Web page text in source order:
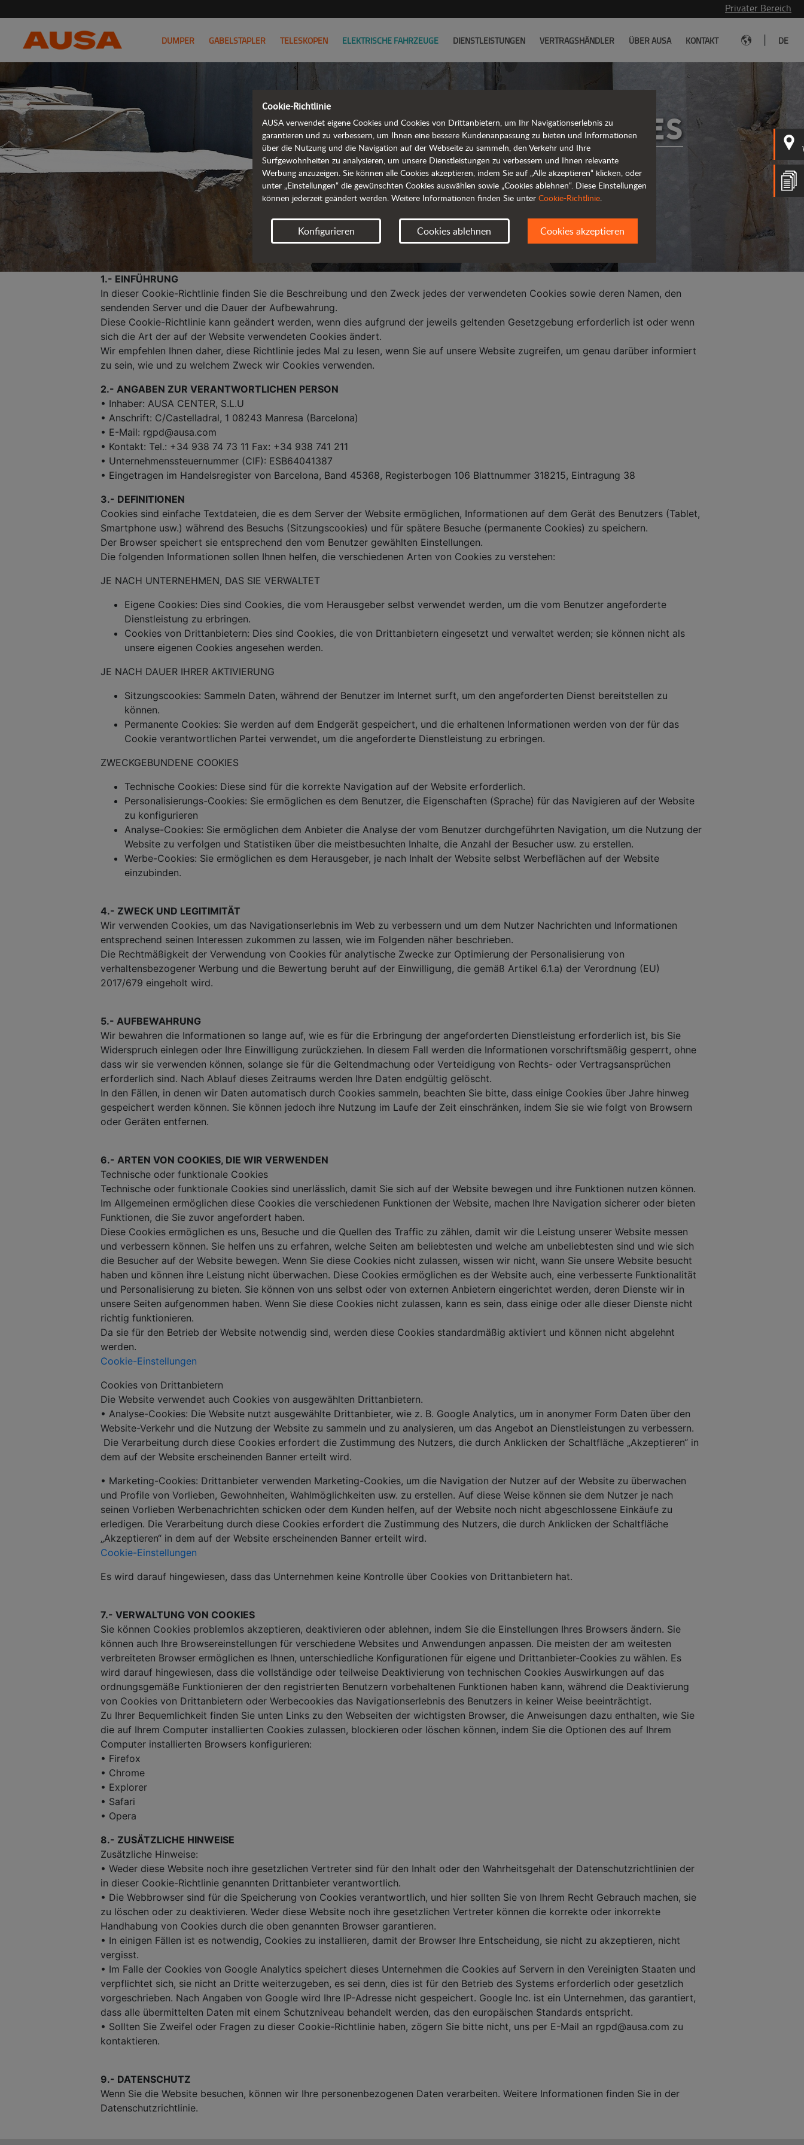
Privater Bereich
DUMPER GABELSTAPLER TELESKOPEN ELEKTRISCHE FAHRZEUGE DIENSTLEISTUNGEN VERTRAGSHÄNDLER ÜBER AUSA KONTAKT DE
COOKIES
1.- EINFÜHRUNG
In dieser Cookie-Richtlinie finden Sie die Beschreibung und den Zweck jedes der verwendeten Cookies sowie deren Namen, den
sendenden Server und die Dauer der Aufbewahrung.
Diese Cookie-Richtlinie kann geändert werden, wenn dies aufgrund der jeweils geltenden Gesetzgebung erforderlich ist oder wenn
sich die Art der auf der Website verwendeten Cookies ändert.
Wir empfehlen Ihnen daher, diese Richtlinie jedes Mal zu lesen, wenn Sie auf unsere Website zugreifen, um genau darüber informiert
zu sein, wie und zu welchem Zweck wir Cookies verwenden.
2.- ANGABEN ZUR VERANTWORTLICHEN PERSON
• Inhaber: AUSA CENTER, S.L.U
• Anschrift: C/Castelladral, 1 08243 Manresa (Barcelona)
• E-Mail: rgpd@ausa.com
• Kontakt: Tel.: +34 938 74 73 11 Fax: +34 938 741 211
• Unternehmenssteuernummer (CIF): ESB64041387
• Eingetragen im Handelsregister von Barcelona, Band 45368, Registerbogen 106 Blattnummer 318215, Eintragung 38
3.- DEFINITIONEN
Cookies sind einfache Textdateien, die es dem Server der Website ermöglichen, Informationen auf dem Gerät des Benutzers (Tablet,
Smartphone usw.) während des Besuchs (Sitzungscookies) und für spätere Besuche (permanente Cookies) zu speichern.
Der Browser speichert sie entsprechend den vom Benutzer gewählten Einstellungen.
Die folgenden Informationen sollen Ihnen helfen, die verschiedenen Arten von Cookies zu verstehen:
JE NACH UNTERNEHMEN, DAS SIE VERWALTET
Eigene Cookies: Dies sind Cookies, die vom Herausgeber selbst verwendet werden, um die vom Benutzer angeforderte
Dienstleistung zu erbringen.
Cookies von Drittanbietern: Dies sind Cookies, die von Drittanbietern eingesetzt und verwaltet werden; sie können nicht als
unsere eigenen Cookies angesehen werden.
JE NACH DAUER IHRER AKTIVIERUNG
Sitzungscookies: Sammeln Daten, während der Benutzer im Internet surft, um den angeforderten Dienst bereitstellen zu
können.
Permanente Cookies: Sie werden auf dem Endgerät gespeichert, und die erhaltenen Informationen werden von der für das
Cookie verantwortlichen Partei verwendet, um die angeforderte Dienstleistung zu erbringen.
ZWECKGEBUNDENE COOKIES
Technische Cookies: Diese sind für die korrekte Navigation auf der Website erforderlich.
Personalisierungs-Cookies: Sie ermöglichen es dem Benutzer, die Eigenschaften (Sprache) für das Navigieren auf der Website
zu konfigurieren
Analyse-Cookies: Sie ermöglichen dem Anbieter die Analyse der vom Benutzer durchgeführten Navigation, um die Nutzung der
Website zu verfolgen und Statistiken über die meistbesuchten Inhalte, die Anzahl der Besucher usw. zu erstellen.
Werbe-Cookies: Sie ermöglichen es dem Herausgeber, je nach Inhalt der Website selbst Werbeflächen auf der Website
einzubinden.
4.- ZWECK UND LEGITIMITÄT
Wir verwenden Cookies, um das Navigationserlebnis im Web zu verbessern und um dem Nutzer Nachrichten und Informationen
entsprechend seinen Interessen zukommen zu lassen, wie im Folgenden näher beschrieben.
Die Rechtmäßigkeit der Verwendung von Cookies für analytische Zwecke zur Optimierung der Personalisierung von
verhaltensbezogener Werbung und die Bewertung beruht auf der Einwilligung, die gemäß Artikel 6.1.a) der Verordnung (EU)
2017/679 eingeholt wird.
5.- AUFBEWAHRUNG
Wir bewahren die Informationen so lange auf, wie es für die Erbringung der angeforderten Dienstleistung erforderlich ist, bis Sie
Widerspruch einlegen oder Ihre Einwilligung zurückziehen. In diesem Fall werden die Informationen vorschriftsmäßig gesperrt, ohne
dass wir sie verwenden können, solange sie für die Geltendmachung oder Verteidigung von Rechts- oder Vertragsansprüchen
erforderlich sind. Nach Ablauf dieses Zeitraums werden Ihre Daten endgültig gelöscht.
In den Fällen, in denen wir Daten automatisch durch Cookies sammeln, beachten Sie bitte, dass einige Cookies über Jahre hinweg
gespeichert werden können. Sie können jedoch ihre Nutzung im Laufe der Zeit einschränken, indem Sie sie wie folgt von Browsern
oder Geräten entfernen.
6.- ARTEN VON COOKIES, DIE WIR VERWENDEN
Technische oder funktionale Cookies
Technische oder funktionale Cookies sind unerlässlich, damit Sie sich auf der Website bewegen und ihre Funktionen nutzen können.
Im Allgemeinen ermöglichen diese Cookies die verschiedenen Funktionen der Website, machen Ihre Navigation sicherer oder bieten
Funktionen, die Sie zuvor angefordert haben.
Diese Cookies ermöglichen es uns, Besuche und die Quellen des Traffic zu zählen, damit wir die Leistung unserer Website messen
und verbessern können. Sie helfen uns zu erfahren, welche Seiten am beliebtesten und welche am unbeliebtesten sind und wie sich
die Besucher auf der Website bewegen. Wenn Sie diese Cookies nicht zulassen, wissen wir nicht, wann Sie unsere Website besucht
haben und können ihre Leistung nicht überwachen. Diese Cookies ermöglichen es der Website auch, eine verbesserte Funktionalität
und Personalisierung zu bieten. Sie können von uns selbst oder von externen Anbietern eingerichtet werden, deren Dienste wir in
unsere Seiten aufgenommen haben. Wenn Sie diese Cookies nicht zulassen, kann es sein, dass einige oder alle dieser Dienste nicht
richtig funktionieren.
Da sie für den Betrieb der Website notwendig sind, werden diese Cookies standardmäßig aktiviert und können nicht abgelehnt
werden.
Cookie-Einstellungen
Cookies von Drittanbietern
Die Website verwendet auch Cookies von ausgewählten Drittanbietern.
• Analyse-Cookies: Die Website nutzt ausgewählte Drittanbieter, wie z. B. Google Analytics, um in anonymer Form Daten über den
Website-Verkehr und die Nutzung der Website zu sammeln und zu analysieren, um das Angebot an Dienstleistungen zu verbessern.
Die Verarbeitung durch diese Cookies erfordert die Zustimmung des Nutzers, die durch Anklicken der Schaltfläche „Akzeptieren“ in
dem auf der Website erscheinenden Banner erteilt wird.
• Marketing-Cookies: Drittanbieter verwenden Marketing-Cookies, um die Navigation der Nutzer auf der Website zu überwachen
und Profile von Vorlieben, Gewohnheiten, Wahlmöglichkeiten usw. zu erstellen. Auf diese Weise können sie dem Nutzer je nach
seinen Vorlieben Werbenachrichten schicken oder dem Kunden helfen, auf der Website noch nicht abgeschlossene Einkäufe zu
erledigen. Die Verarbeitung durch diese Cookies erfordert die Zustimmung des Nutzers, die durch Anklicken der Schaltfläche
„Akzeptieren“ in dem auf der Website erscheinenden Banner erteilt wird.
Cookie-Einstellungen
Es wird darauf hingewiesen, dass das Unternehmen keine Kontrolle über Cookies von Drittanbietern hat.
7.- VERWALTUNG VON COOKIES
Sie können Cookies problemlos akzeptieren, deaktivieren oder ablehnen, indem Sie die Einstellungen Ihres Browsers ändern. Sie
können auch Ihre Browsereinstellungen für verschiedene Websites und Anwendungen anpassen. Die meisten der am weitesten
verbreiteten Browser ermöglichen es Ihnen, unterschiedliche Konfigurationen für eigene und Drittanbieter-Cookies zu wählen. Es
wird darauf hingewiesen, dass die vollständige oder teilweise Deaktivierung von technischen Cookies Auswirkungen auf das
ordnungsgemäße Funktionieren der den registrierten Benutzern vorbehaltenen Funktionen haben kann, während die Deaktivierung
von Cookies von Drittanbietern oder Werbecookies das Navigationserlebnis des Benutzers in keiner Weise beeinträchtigt.
Zu Ihrer Bequemlichkeit finden Sie unten Links zu den Webseiten der wichtigsten Browser, die Anweisungen dazu enthalten, wie Sie
die auf Ihrem Computer installierten Cookies zulassen, blockieren oder löschen können, indem Sie die Optionen des auf Ihrem
Computer installierten Browsers konfigurieren:
• Firefox
• Chrome
• Explorer
• Safari
• Opera
8.- ZUSÄTZLICHE HINWEISE
Zusätzliche Hinweise:
• Weder diese Website noch ihre gesetzlichen Vertreter sind für den Inhalt oder den Wahrheitsgehalt der Datenschutzrichtlinien der
in dieser Cookie-Richtlinie genannten Drittanbieter verantwortlich.
• Die Webbrowser sind für die Speicherung von Cookies verantwortlich, und hier sollten Sie von Ihrem Recht Gebrauch machen, sie
zu löschen oder zu deaktivieren. Weder diese Website noch ihre gesetzlichen Vertreter können die korrekte oder inkorrekte
Handhabung von Cookies durch die oben genannten Browser garantieren.
• In einigen Fällen ist es notwendig, Cookies zu installieren, damit der Browser Ihre Entscheidung, sie nicht zu akzeptieren, nicht
vergisst.
• Im Falle der Cookies von Google Analytics speichert dieses Unternehmen die Cookies auf Servern in den Vereinigten Staaten und
verpflichtet sich, sie nicht an Dritte weiterzugeben, es sei denn, dies ist für den Betrieb des Systems erforderlich oder gesetzlich
vorgeschrieben. Nach Angaben von Google wird Ihre IP-Adresse nicht gespeichert. Google Inc. ist ein Unternehmen, das garantiert,
dass alle übermittelten Daten mit einem Schutzniveau behandelt werden, das den europäischen Standards entspricht.
• Sollten Sie Zweifel oder Fragen zu dieser Cookie-Richtlinie haben, zögern Sie bitte nicht, uns per E-Mail an rgpd@ausa.com zu
kontaktieren.
9.- DATENSCHUTZ
Wenn Sie die Website besuchen, können wir Ihre personenbezogenen Daten verarbeiten. Weitere Informationen finden Sie in der
Datenschutzrichtlinie.
Cookie-Richtlinie
AUSA verwendet eigene Cookies und Cookies von Drittanbietern, um Ihr Navigationserlebnis zu
garantieren und zu verbessern, um Ihnen eine bessere Kundenanpassung zu bieten und Informationen
über die Nutzung und die Navigation auf der Webseite zu sammeln, den Verkehr und Ihre
Surfgewohnheiten zu analysieren, um unsere Dienstleistungen zu verbessern und Ihnen relevante
Werbung anzuzeigen. Sie können alle Cookies akzeptieren, indem Sie auf „Alle akzeptieren“ klicken, oder
unter „Einstellungen“ die gewünschten Cookies auswählen sowie „Cookies ablehnen“. Diese Einstellungen
können jederzeit geändert werden. Weitere Informationen finden Sie unter Cookie-Richtlinie.
Konfigurieren Cookies ablehnen Cookies akzeptieren